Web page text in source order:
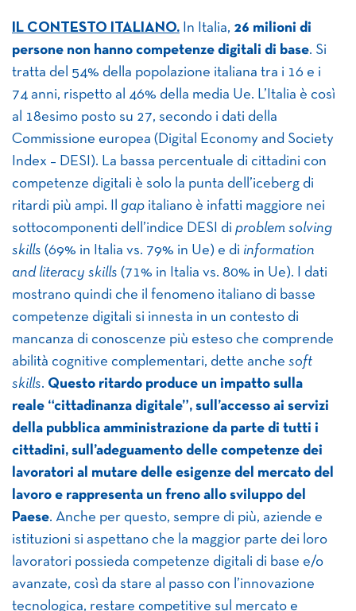
IL CONTESTO ITALIANO. In Italia, 26 milioni di
persone non hanno competenze digitali di base. Si
tratta del 54% della popolazione italiana tra i 16 e i
74 anni, rispetto al 46% della media Ue. L’Italia è così
al 18esimo posto su 27, secondo i dati della
Commissione europea (Digital Economy and Society
Index – DESI). La bassa percentuale di cittadini con
competenze digitali è solo la punta dell’iceberg di
ritardi più ampi. Il gap italiano è infatti maggiore nei
sottocomponenti dell’indice DESI di problem solving
skills (69% in Italia vs. 79% in Ue) e di information
and literacy skills (71% in Italia vs. 80% in Ue). I dati
mostrano quindi che il fenomeno italiano di basse
competenze digitali si innesta in un contesto di
mancanza di conoscenze più esteso che comprende
abilità cognitive complementari, dette anche soft
skills. Questo ritardo produce un impatto sulla
reale “cittadinanza digitale”, sull’accesso ai servizi
della pubblica amministrazione da parte di tutti i
cittadini, sull’adeguamento delle competenze dei
lavoratori al mutare delle esigenze del mercato del
lavoro e rappresenta un freno allo sviluppo del
Paese. Anche per questo, sempre di più, aziende e
istituzioni si aspettano che la maggior parte dei loro
lavoratori possieda competenze digitali di base e/o
avanzate, così da stare al passo con l’innovazione
tecnologica, restare competitive sul mercato e